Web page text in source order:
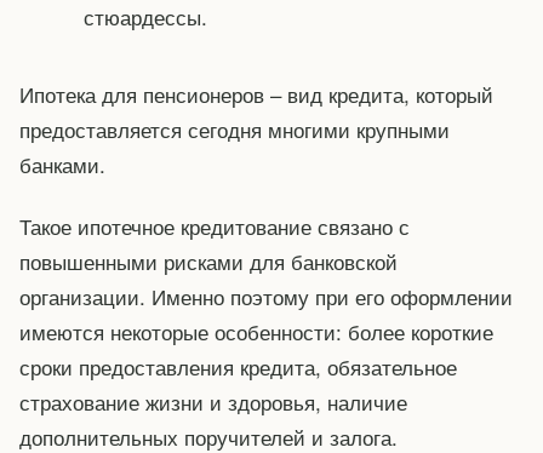
стюардессы.
Ипотека для пенсионеров – вид кредита, который
предоставляется сегодня многими крупными
банками.
Такое ипотечное кредитование связано с
повышенными рисками для банковской
организации. Именно поэтому при его оформлении
имеются некоторые особенности: более короткие
сроки предоставления кредита, обязательное
страхование жизни и здоровья, наличие
дополнительных поручителей и залога.